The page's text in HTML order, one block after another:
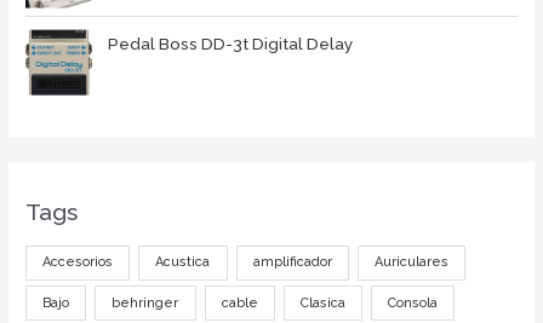
Pedal Boss DD-3t Digital Delay
Tags
Accesorios Acustica amplificador Auriculares
Bajo behringer cable Clasica Consola